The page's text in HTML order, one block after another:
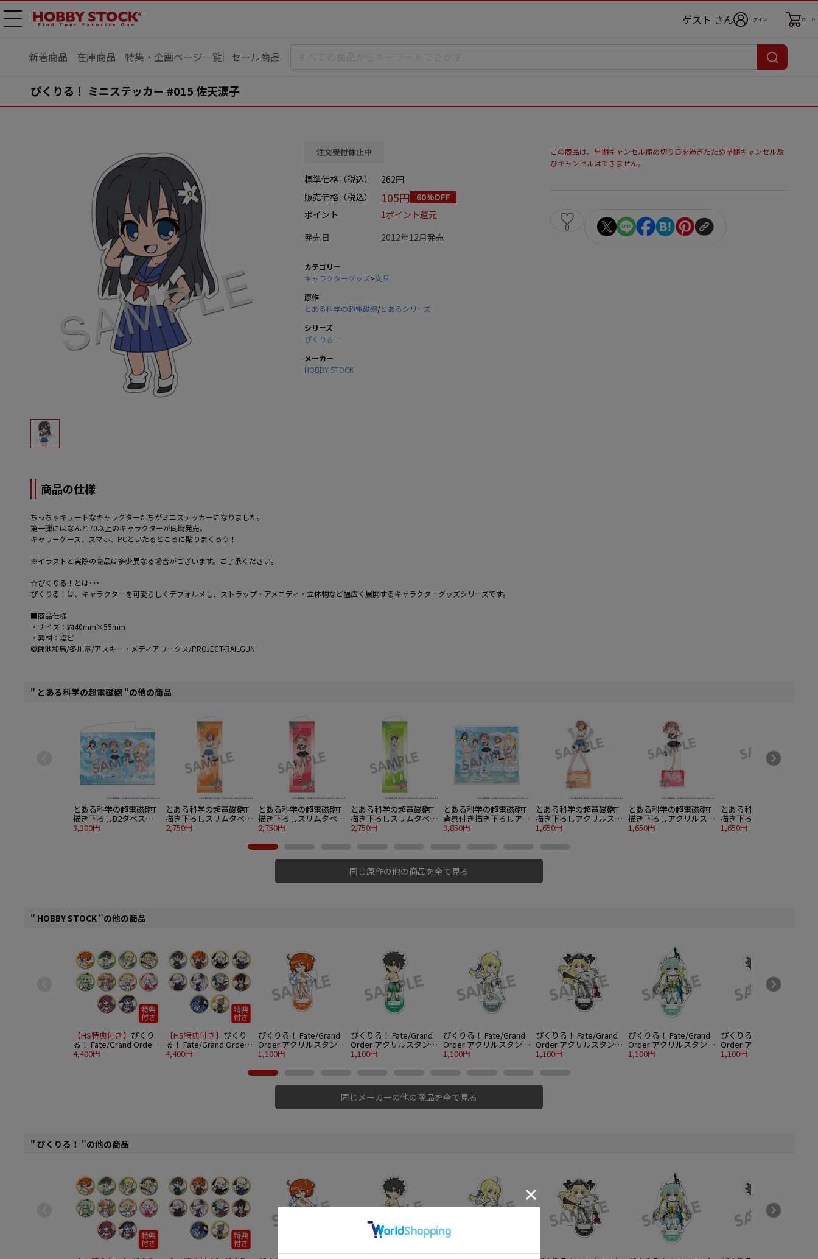
メニ
ゲスト さん ログイン カート
新着商品 在庫商品 特集・企画ページ一覧 セール商品
ぴくりる！ ミニステッカー #015 佐天涙子
注文受付休止中
標準価格（税込）
262円
販売価格（税込）
105円 60%OFF
ポイント
1ポイント還元
発売日
2012年12月発売
カテゴリー
キャラクターグッズ>文具
原作
とある科学の超電磁砲/とあるシリーズ
シリーズ
ぴくりる！
メーカー
HOBBY STOCK
この商品は、早期キャンセル締め切り日を過ぎたため早期キャンセル及
びキャンセルはできません。
0
商品の仕様
ちっちゃキュートなキャラクターたちがミニステッカーになりました。
第一弾にはなんと70以上のキャラクターが同時発売。
キャリーケース、スマホ、PCといたるところに貼りまくろう！
※イラストと実際の商品は多少異なる場合がございます。ご了承ください。
☆ぴくりる！とは･･･
ぴくりる！は、キャラクターを可愛らしくデフォルメし、ストラップ・アメニティ・立体物など幅広く展開するキャラクターグッズシリーズです。
■商品仕様
・サイズ：約40mm×55mm
・素材：塩ビ
©鎌池和馬/冬川基/アスキー・メディアワークス/PROJECT-RAILGUN
" とある科学の超電磁砲 "の他の商品
とある科学の超電磁砲T
描き下ろしB2タペスト
リー バカンス ver.（イ
3,300円
とある科学の超電磁砲T
描き下ろしスリムタペス
トリー 御坂美琴 バカン
2,750円
とある科学の超電磁砲T
描き下ろしスリムタペス
トリー 白井黒子 バカン
象商品）
2,750円
とある科学の超電磁砲T
描き下ろしスリムタペス
トリー 初春飾利 バカン
2,750円
とある科学の超電磁砲T
背景付き描き下ろしアク
リルスタンド バカンス
3,850円
とある科学の超電磁砲T
描き下ろしアクリルスタ
ンド 御坂美琴 バカンス
1,650円
とある科学の超電磁砲T
描き下ろしアクリルスタ
ンド 白井黒子 バカンス
1,650円
とある科学の超電磁砲T
描き下ろしアクリルスタ
ンド 初春飾利 バカンス
1,650円
同じ原作の他の商品を全て見る
" HOBBY STOCK "の他の商品
【HS特典付き】 ぴくり
る！ Fate/Grand Order
トレーディング缶バッジ
4,400円
【HS特典付き】 ぴくり
る！ Fate/Grand Order
トレーディング缶バッジ
4,400円
ぴくりる！ Fate/Grand
Order アクリルスタンド
vol.7 マスター/主人公
トサマーver.
1,100円
ぴくりる！ Fate/Grand
Order アクリルスタンド
vol.7 マスター/主人公
1,100円
ぴくりる！ Fate/Grand
Order アクリルスタンド
vol.7 アーチャー/アルト
1,100円
ぴくりる！ Fate/Grand
Order アクリルスタンド
vol.7 アーチャー/アン・
1,100円
ぴくりる！ Fate/Grand
Order アクリルスタンド
vol.7 ランサー/清姫
1,100円
ぴくりる！ Fate/Grand
Order アクリルスタンド
vol.7 ランサー/玉藻の前
1,100円
同じメーカーの他の商品を全て見る
" ぴくりる！ "の他の商品